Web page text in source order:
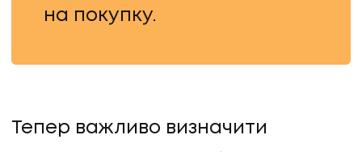
на покупку.
Тепер важливо визначити